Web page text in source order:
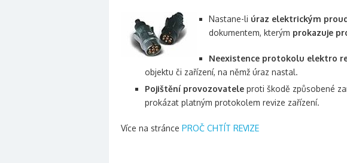
Nastane-li úraz elektrickým
dokumentem, kterým prokazuje
Neexistence protokolu elektro
objektu či zařízení, na němž úraz nastal.
Pojištění provozovatele proti škodě způsobené
prokázat platným protokolem revize zařízení.
Více na stránce PROČ CHTÍT REVIZE